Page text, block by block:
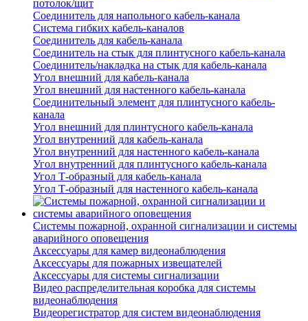
потолок/щит
Соединитель для напольного кабель-канала
Система гибких кабель-каналов
Соединитель для кабель-канала
Соединитель на стык для плинтусного кабель-канала
Соединитель/накладка на стык для кабель-канала
Угол внешний для кабель-канала
Угол внешний для настенного кабель-канала
Соединительный элемент для плинтусного кабель-
канала
Угол внешний для плинтусного кабель-канала
Угол внутренний для кабель-канала
Угол внутренний для настенного кабель-канала
Угол внутренний для плинтусного кабель-канала
Угол Т-образный для кабель-канала
Угол Т-образный для настенного кабель-канала
Системы пожарной, охранной сигнализации и системы
аварийного оповещения
Аксессуары для камер видеонаблюдения
Аксессуары для пожарных извещателей
Аксессуары для системы сигнализации
Видео распределительная коробка для системы
видеонаблюдения
Видеорегистратор для систем видеонаблюдения